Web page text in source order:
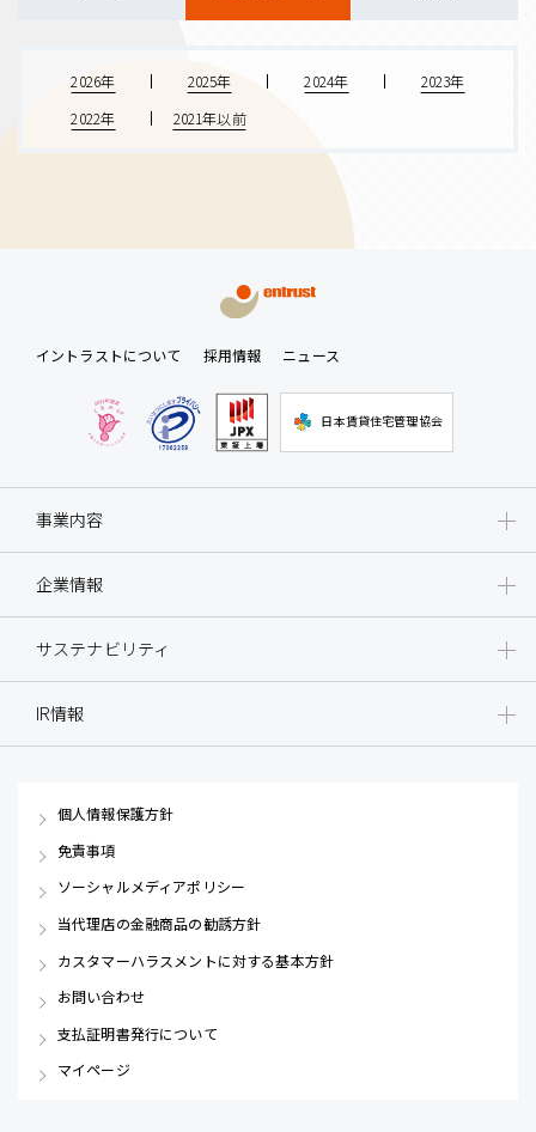
2026年 2025年 2024年
2023年
2022年
2021年以前
イントラストについて 採用情報 ニュース
日本賃貸住宅管理協会
事業内容
企業情報
サステナビリティ
IR情報
個人情報保護方針
免責事項
ソーシャルメディアポリシー
当代理店の金融商品の勧誘方針
カスタマーハラスメントに対する基本方針
お問い合わせ
支払証明書発行について
マイページ